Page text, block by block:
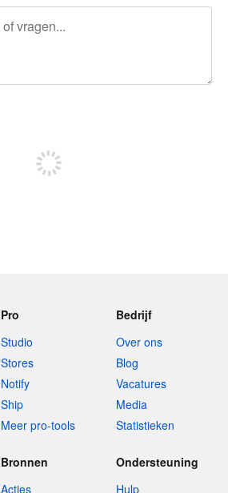
Pro
Studio
Stores
Notify
Ship
Meer pro-tools
Bedrijf
Over ons
Blog
Vacatures
Media
Statistieken
Bronnen
Acties
Ondersteuning
Hulp